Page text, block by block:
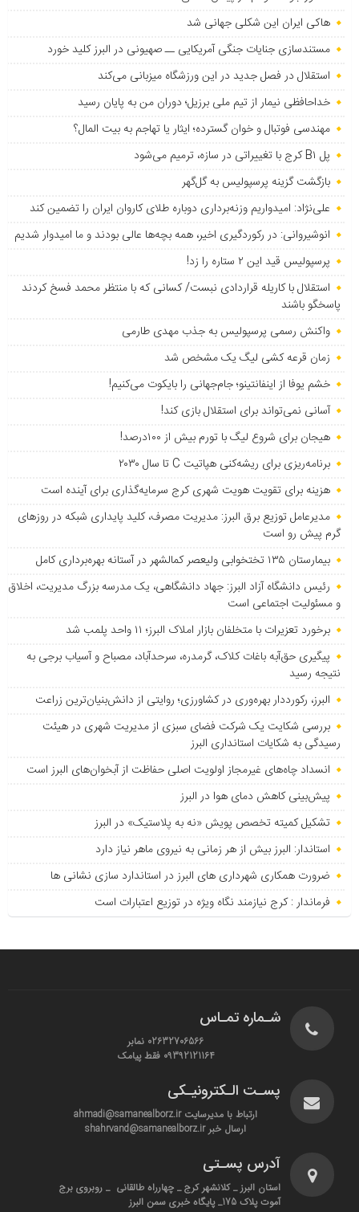
هاکی ایران این شکلی جهانی شد
مستندسازی جنایات جنگی آمریکایی ــ صهیونی در البرز کلید خورد
استقلال در فصل جدید در این ورزشگاه میزبانی می‌کند
خداحافظی نیمار از تیم ملی برزیل؛ دوران من به پایان رسید
مهندسی فوتبال و خوان گسترده؛ ایثار یا تهاجم به بیت المال؟
پل B۱ کرج با تغییراتی در سازه، ترمیم می‌شود
بازگشت گزینه پرسپولیس به ‌گل‌گهر
علی‌نژاد: امیدواریم وزنه‌برداری دوباره طلای کاروان ایران را تضمین کند
انوشیروانی: در رکوردگیری اخیر، همه بچه‌ها عالی بودند و ما امیدوار شدیم
پرسپولیس قید این ۲ ستاره را زد!
استقلال با کاریله قراردادی نبست/ کسانی که با منتظر محمد فسخ کردند
پاسخگو باشند
واکنش رسمی پرسپولیس به جذب مهدی طارمی
زمان قرعه کشی لیگ یک مشخص شد
خشم یوفا از اینفانتینو؛ جام‌جهانی را بایکوت می‌کنیم!
آسانی نمی‌تواند برای استقلال بازی کند!
هیجان برای شروع لیگ با تورم بیش از ۱۰۰درصد!
برنامه‌ریزی برای ریشه‌کنی هپاتیت C تا سال ۲۰۳۰
هزینه برای تقویت هویت شهری کرج سرمایه‌گذاری برای آینده است
مدیرعامل توزیع برق البرز: مدیریت مصرف، کلید پایداری شبکه در روزهای
گرم پیش رو است
بیمارستان ۱۳۵ تختخوابی ولیعصر کمالشهر در آستانه بهره‌برداری کامل
رئیس دانشگاه آزاد البرز: جهاد دانشگاهی، یک مدرسه بزرگ مدیریت، اخلاق
و مسئولیت اجتماعی است
برخورد تعزیرات با متخلفان بازار املاک البرز؛ ۱۱ واحد پلمب شد
پیگیری حق‌آبه باغات کلاک، گرمدره، سرحدآباد، مصباح و آسیاب برجی به
نتیجه رسید
البرز، رکورددار بهره‌وری در کشاورزی؛ روایتی از دانش‌بنیان‌ترین زراعت
بررسی شکایت یک شرکت فضای سبزی از مدیریت شهری در هیئت
رسیدگی به شکایات استانداری البرز
انسداد چاه‌های غیرمجاز اولویت اصلی حفاظت از آبخوان‌های البرز است
پیش‌بینی کاهش دمای هوا در البرز
تشکیل کمیته تخصص پویش «نه به پلاستیک» در البرز
استاندار: البرز بیش از هر زمانی به نیروی ماهر نیاز دارد
ضرورت همکاری شهرداری های البرز در استاندارد سازی نشانی ها
فرماندار : کرج نیازمند نگاه ویژه در توزیع اعتبارات است
شـماره تمـاس
02632706566 نمابر
09392121164 فقط پیامک
پسـت الـکترونیـکی
ارتباط با مدیرسایت ahmadi@samanealborz.ir
ارسال خبر shahrvand@samanealborz.ir
آدرس پسـتی
استان البرز _ کلانشهر کرج _ چهارراه طالقانی _ روبروی برج
آموت پلاک 175_ پایگاه خبری سمن البرز